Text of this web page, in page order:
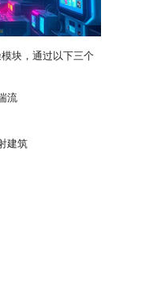
块，通过以下三个
流
建筑